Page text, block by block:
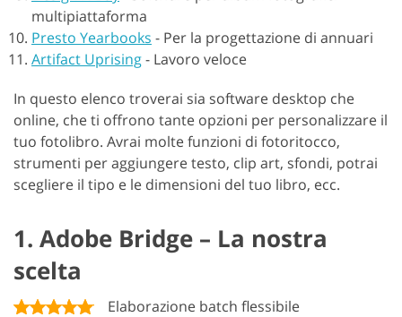
multipiattaforma
Presto Yearbooks - Per la progettazione di annuari
Artifact Uprising- Lavoro veloce
In questo elenco troverai sia software desktop che
online, che ti offrono tante opzioni per personalizzare il
tuo fotolibro. Avrai molte funzioni di fotoritocco,
strumenti per aggiungere testo, clip art, sfondi, potrai
scegliere il tipo e le dimensioni del tuo libro, ecc.
1. Adobe Bridge – La nostra
scelta
Elaborazione batch flessibile